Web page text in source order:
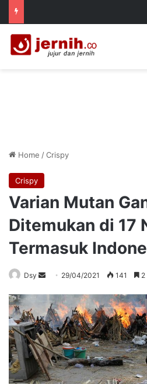
Home /Crispy
Crispy
Varian Mutan
Ditemukan di 17
Termasuk
Dsy
Send
email
29/04/2021 141 2